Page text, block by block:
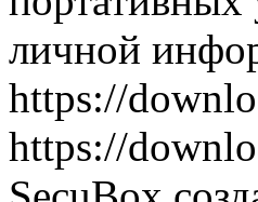
личной
https://
https://